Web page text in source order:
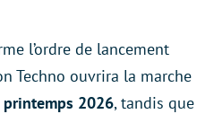
l’ordre de lancement
Techno ouvrira la marche
printemps 2026, tandis que